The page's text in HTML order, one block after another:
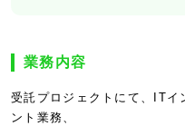
業務内容
受託プロジェクトにて、ITイ
ント業務、